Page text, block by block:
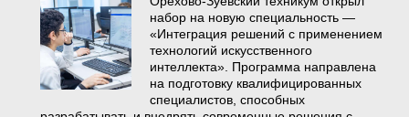
набор на новую специальность —
«Интеграция решений с применением
технологий искусственного
интеллекта». Программа направлена
на подготовку квалифицированных
специалистов, способных